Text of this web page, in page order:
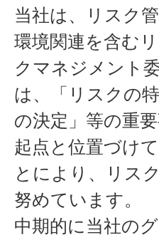
当社は、リスク
環境関連を含む
クマネジメント
は、「リスクの
の決定」等の重
起点と位置づけ
とにより、リス
努めています。
中期的に当社の